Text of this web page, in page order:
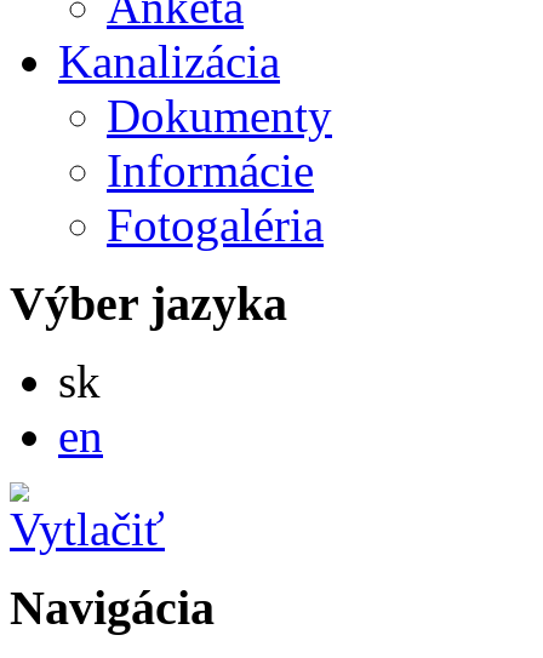
Kanalizácia
Dokumenty
Informácie
Fotogaléria
Výber jazyka
sk
en
Navigácia